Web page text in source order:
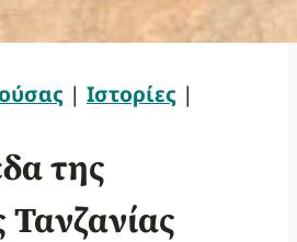
| Ιστορίες |
της
Τανζανίας